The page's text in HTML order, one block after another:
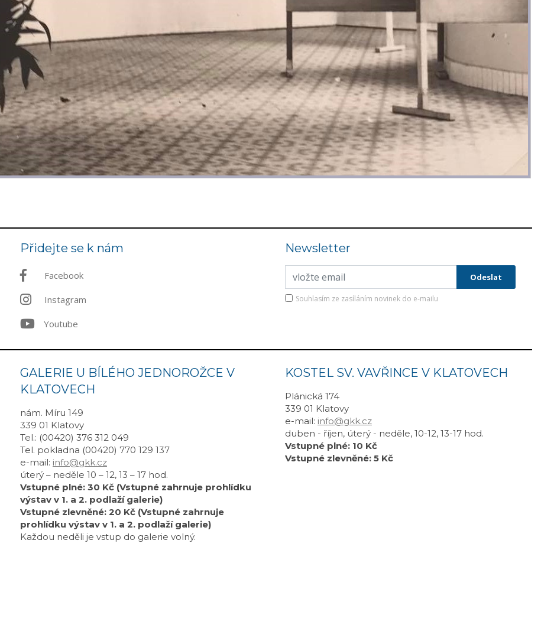
Přidejte se k nám
Facebook
Instagram
Youtube
Newsletter
Souhlasím ze zasíláním novinek do e-mailu
GALERIE U BÍLÉHO JEDNOROŽCE V
KLATOVECH
nám. Míru 149
339 01 Klatovy
Tel.: (00420) 376 312 049
Tel. pokladna (00420) 770 129 137
e-mail: info@gkk.cz
úterý – neděle 10 – 12, 13 – 17 hod.
Vstupné plné: 30 Kč (Vstupné zahrnuje prohlídku
výstav v 1. a 2. podlaží galerie)
Vstupné zlevněné: 20 Kč (Vstupné zahrnuje
prohlídku výstav v 1. a 2. podlaží galerie)
Každou neděli je vstup do galerie volný.
KOSTEL SV. VAVŘINCE V KLATOVECH
Plánická 174
339 01 Klatovy
e-mail: info@gkk.cz
duben - říjen, úterý - neděle, 10-12, 13-17 hod.
Vstupné plné: 10 Kč
Vstupné zlevněné: 5 Kč